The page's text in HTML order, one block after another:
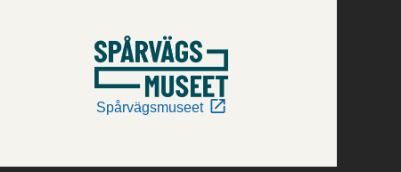
Spårvägsmuseet